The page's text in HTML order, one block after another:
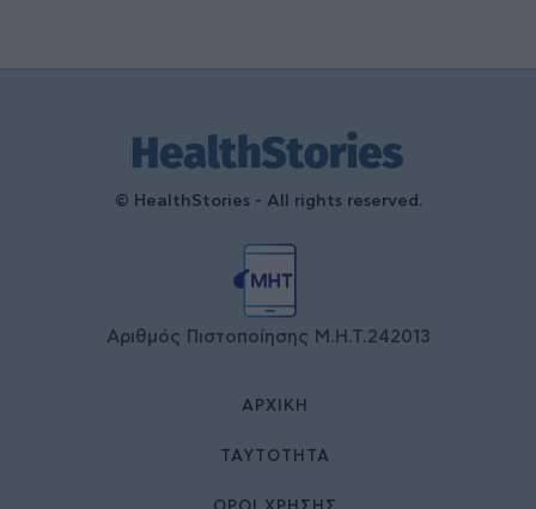
© HealthStories - All rights reserved.
Αριθμός Πιστοποίησης Μ.Η.Τ.242013
ΑΡΧΙΚΉ
ΤΑΥΤΌΤΗΤΑ